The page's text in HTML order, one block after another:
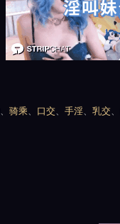
、 骑乘、 口交、 手淫、 乳交、